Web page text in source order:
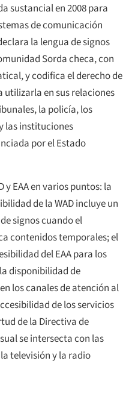
sustancial en 2008 para
de comunicación
la lengua de signos
Sorda checa, con
y codifica el derecho de
utilizarla en sus relaciones
la policía, los
las instituciones
por el Estado
y EAA en varios puntos: la
de la WAD incluye un
signos cuando el
contenidos temporales; el
del EAA para los
disponibilidad de
los canales de atención al
de los servicios
de la Directiva de
se intersecta con las
televisión y la radio